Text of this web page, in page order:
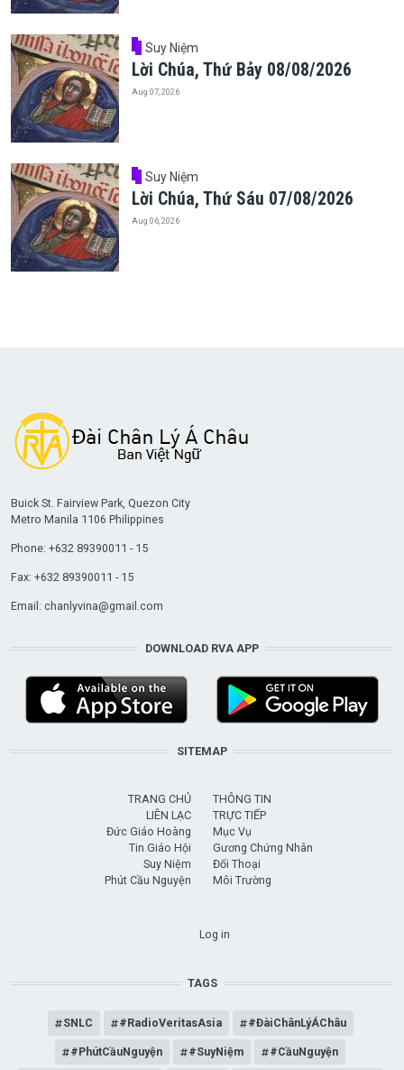
Suy Niệm
Lời Chúa, Thứ Bảy 08/08/2026
Aug 07, 2026
Suy Niệm
Lời Chúa, Thứ Sáu 07/08/2026
Aug 06, 2026
Buick St. Fairview Park, Quezon City
Metro Manila 1106 Philippines
Phone: +632 89390011 - 15
Fax: +632 89390011 - 15
Email: chanlyvina@gmail.com
DOWNLOAD RVA APP
SITEMAP
TRANG CHỦ
LIÊN LẠC
Đức Giáo Hoàng
Tin Giáo Hội
Suy Niệm
Phút Cầu Nguyện
THÔNG TIN
TRỰC TIẾP
Mục Vụ
Gương Chứng Nhân
Đối Thoại
Môi Trường
Log in
TAGS
SNLC #RadioVeritasAsia #ĐàiChânLýÁChâu
#PhútCầuNguyện #SuyNiệm #CầuNguyện